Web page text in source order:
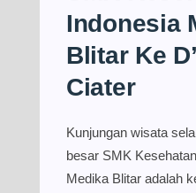
Indonesia
Blitar Ke
Ciater
Kunjungan wisata
besar SMK
Medika Blitar adalah